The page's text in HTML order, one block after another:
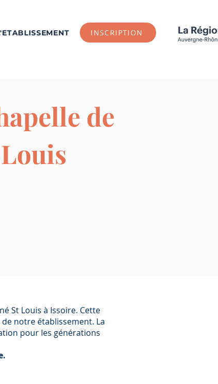
INSCRIPTION
de
St Louis à Issoire. Cette
notre établissement. La
pour les générations